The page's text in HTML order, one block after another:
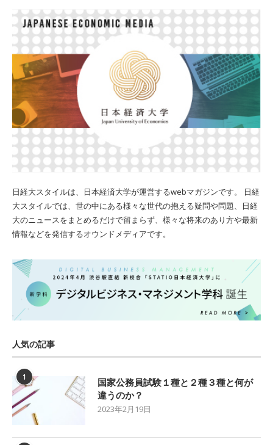
日経大スタイルは、日本経済大学が運営するwebマガジンです。 日経
大スタイルでは、世の中にある様々な世代の抱える疑問や問題、日経
大のニュースをまとめるだけで留まらず、様々な将来のあり方や最新
情報などを発信するオウンドメディアです。
人気の記事
1
国家公務員試験１種と２種３種と何が
違うのか？
2023年2月19日